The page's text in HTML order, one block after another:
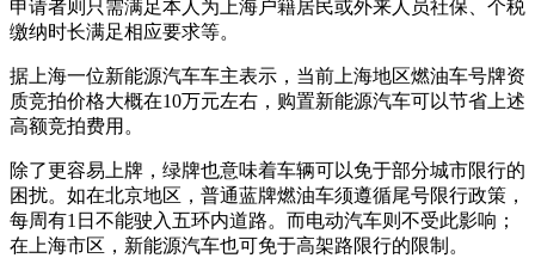
申请者则只需满足本人为上海户籍居民或外来人员社保、个税
缴纳时长满足相应要求等。
据上海一位新能源汽车车主表示，当前上海地区燃油车号牌资
质竞拍价格大概在10万元左右，购置新能源汽车可以节省上述
高额竞拍费用。
除了更容易上牌，绿牌也意味着车辆可以免于部分城市限行的
困扰。如在北京地区，普通蓝牌燃油车须遵循尾号限行政策，
每周有1日不能驶入五环内道路。而电动汽车则不受此影响；
在上海市区，新能源汽车也可免于高架路限行的限制。